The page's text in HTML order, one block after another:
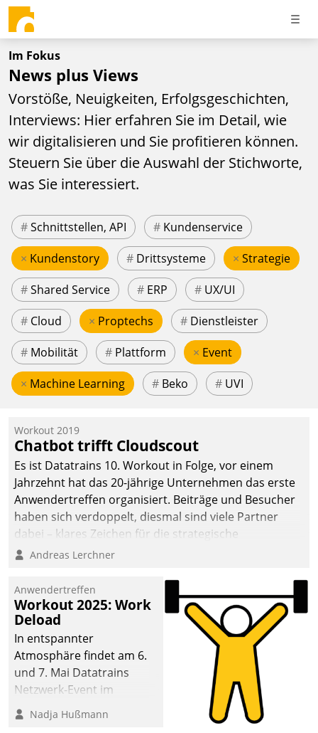
Im Fokus
News plus Views
Vorstöße, Neuigkeiten, Erfolgsgeschichten,
Interviews: Hier erfahren Sie im Detail, wie
wir digitalisieren und Sie profitieren können.
Steuern Sie über die Auswahl der Stichworte,
was Sie interessiert.
#Schnittstellen, API # Kundenservice
× Kundenstory # Drittsysteme × Strategie
#Shared Service # ERP # UX/UI
# Cloud × Proptechs # Dienstleister
# Mobilität # Plattform × Event
× Machine Learning # Beko # UVI
Workout 2019
Chatbot trifft Cloudscout
Es ist Datatrains 10. Workout in Folge, vor einem
Jahrzehnt hat das 20-jährige Unternehmen das erste
Anwendertreffen organisiert. Beiträge und Besucher
haben sich verdoppelt, diesmal sind viele Partner
dabei – klares Zeichen für die strategische
Fokussierung auf den Kunden.
Andreas Lerchner
Anwendertreffen
Workout 2025: Work
Deload
In entspannter
Atmosphäre findet am 6.
und 7. Mai Datatrains
Netzwerk-Event im
Kunden- und Partnerkreis
statt. Zentrale Frage: Wie
Nadja Hußmann